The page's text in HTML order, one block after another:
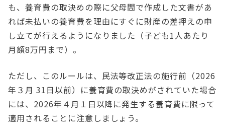
も、養育費の取決めの際に父母間で作成した文書があ
れば未払いの養育費を理由にすぐに財産の差押えの申
し立てが行えるようになりました（子ども1人あたり
月額8万円まで）。
ただし、このルールは、民法等改正法の施行前（2026
年３月 31日以前）に養育費の取決めがされていた場合
には、2026年４月１日以降に発生する養育費に限って
適用されることに注意しましょう。